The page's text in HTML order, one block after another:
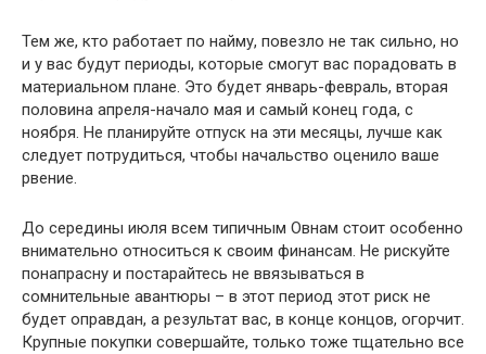
Тем же, кто работает по найму, повезло не так сильно, но
и у вас будут периоды, которые смогут вас порадовать в
материальном плане. Это будет январь-февраль, вторая
половина апреля-начало мая и самый конец года, с
ноября. Не планируйте отпуск на эти месяцы, лучше как
следует потрудиться, чтобы начальство оценило ваше
рвение.
До середины июля всем типичным Овнам стоит особенно
внимательно относиться к своим финансам. Не рискуйте
понапрасну и постарайтесь не ввязываться в
сомнительные авантюры – в этот период этот риск не
будет оправдан, а результат вас, в конце концов, огорчит.
Крупные покупки совершайте, только тоже тщательно все